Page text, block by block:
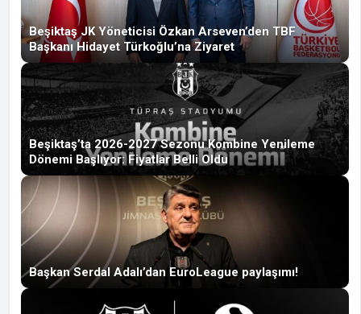
Beşiktaş JK Yöneticisi Özkan Arseven’den TBF
Başkanı Hidayet Türkoğlu’na Ziyaret
Beşiktaş’ta 2026-2027 Sezonu Kombine Yenileme
Dönemi Başlıyor: Fiyatlar Belli Oldu
Başkan Serdal Adalı’dan EuroLeague paylaşımı!